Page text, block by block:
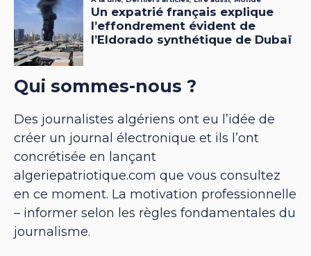
Qui sommes-nous ?
Des journalistes algériens ont eu l’idée de
créer un journal électronique et ils l’ont
concrétisée en lançant
algeriepatriotique.com que vous consultez
en ce moment. La motivation professionnelle
– informer selon les règles fondamentales du
journalisme.